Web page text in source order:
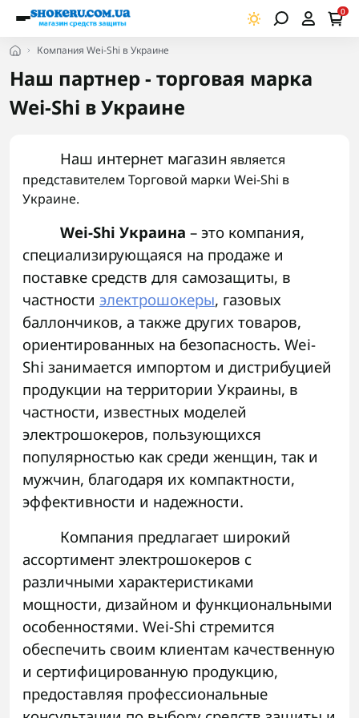
0
Компания Wei-Shi в Украине
Наш партнер - торговая марка
Wei-Shi в Украине
Наш интернет магазин является
представителем Торговой марки Wei-Shi в
Украине.
Wei-Shi Украина – это компания,
специализирующаяся на продаже и
поставке средств для самозащиты, в
частности электрошокеры, газовых
баллончиков, а также других товаров,
ориентированных на безопасность. Wei-
Shi занимается импортом и дистрибуцией
продукции на территории Украины, в
частности, известных моделей
электрошокеров, пользующихся
популярностью как среди женщин, так и
мужчин, благодаря их компактности,
эффективности и надежности.
Компания предлагает широкий
ассортимент электрошокеров с
различными характеристиками
мощности, дизайном и функциональными
особенностями. Wei-Shi стремится
обеспечить своим клиентам качественную
и сертифицированную продукцию,
предоставляя профессиональные